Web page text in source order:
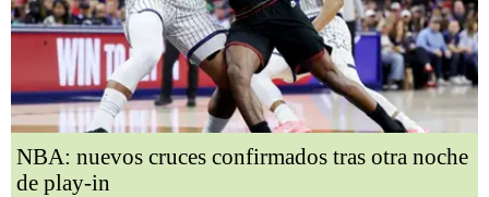
NBA: nuevos cruces confirmados tras otra noche
de play-in